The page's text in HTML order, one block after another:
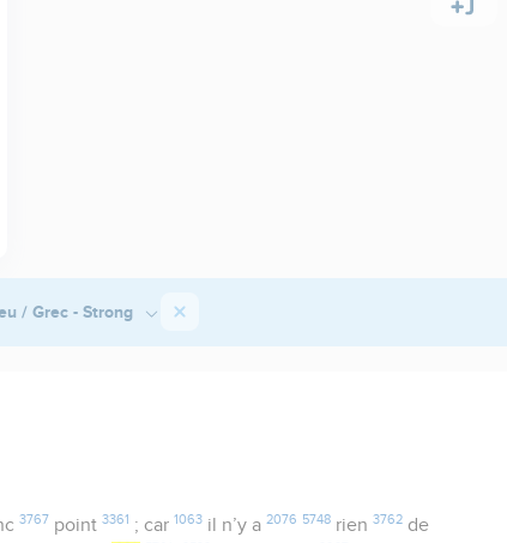
/ Grec - Strong
3767 point 3361 ; car 1063il n’y a 2076 5748rien 3762de